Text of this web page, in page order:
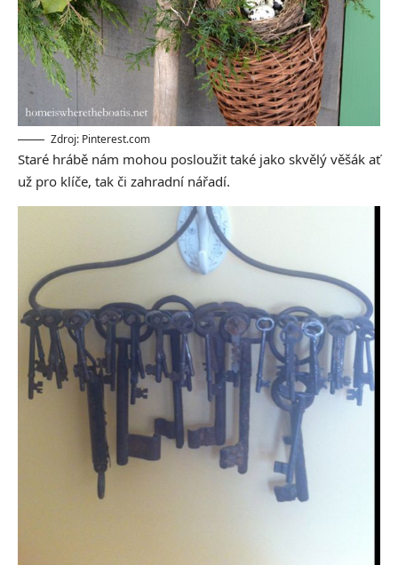
Zdroj: Pinterest.com
Staré hrábě nám mohou posloužit také jako skvělý věšák ať
už pro klíče, tak či zahradní nářadí.